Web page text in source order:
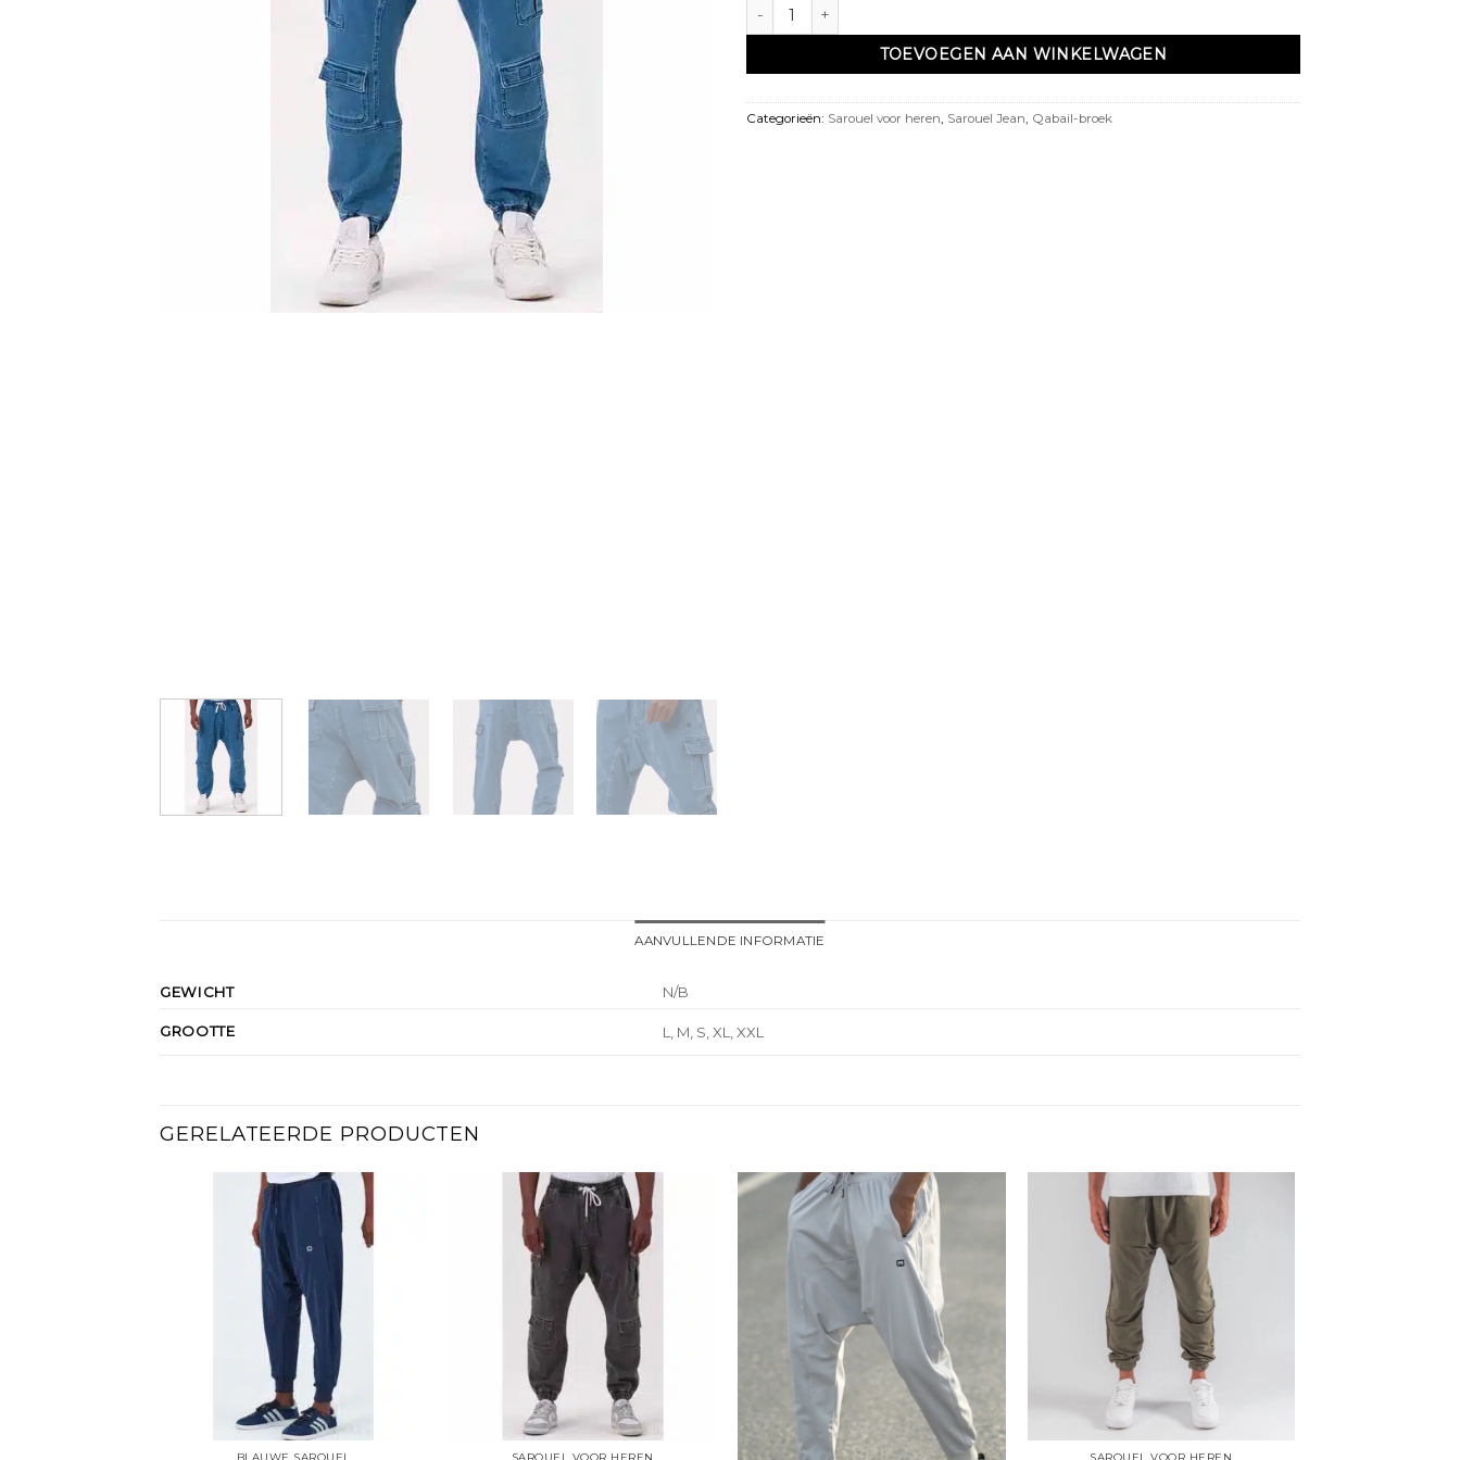
TOEVOEGEN AAN WINKELWAGEN
Categorieën: Sarouel voor heren, Sarouel Jean, Qabail-broek
AANVULLENDE INFORMATIE
GEWICHT N/B
GROOTTE L, M, S, XL, XXL
GERELATEERDE PRODUCTEN
BLAUWE SAROUEL SAROUEL VOOR HEREN SAROUEL VOOR HEREN